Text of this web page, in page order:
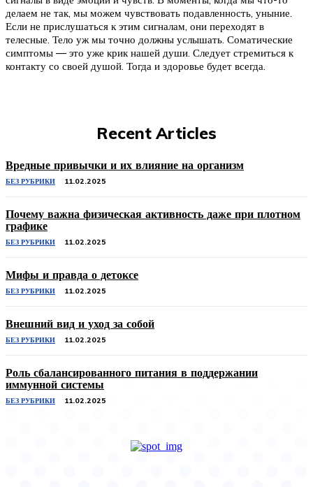
делаем не так, мы можем чувствовать подавленность, уныние.
Если не прислушаться к этим сигналам, они переходят в
телесные. Тело уж мы точно должны услышать. Соматические
симптомы — это уже крик нашей души. Следует стремиться к
контакту со своей душой. Тогда и здоровье будет всегда.
Recent Articles
Вредные привычки и их влияние на организм
БЕЗ РУБРИКИ 11.02.2025
Почему важна физическая активность даже при плотном
графике
БЕЗ РУБРИКИ 11.02.2025
Мифы и правда о детоксе
БЕЗ РУБРИКИ 11.02.2025
Внешний вид и уход за собой
БЕЗ РУБРИКИ 11.02.2025
Роль сбалансированного питания в поддержании
иммунной системы
БЕЗ РУБРИКИ 11.02.2025